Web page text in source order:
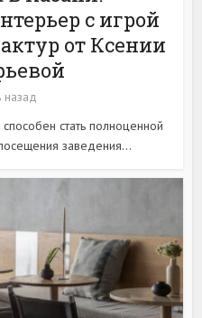
с игрой
от Ксении
назад
стать полноценной
заведения...